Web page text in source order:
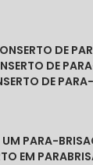
CONSERTO DE
DE
DE
UM PARA-BRISA
EM